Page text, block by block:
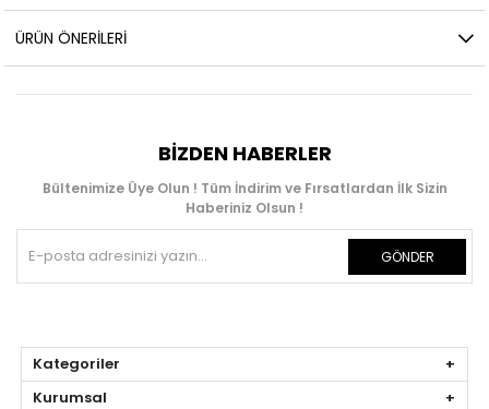
ÜRÜN ÖNERILERI
BIZDEN HABERLER
Bültenimize Üye Olun ! Tüm İndirim ve Fırsatlardan İlk Sizin
Haberiniz Olsun !
GÖNDER
Kategoriler
Kurumsal